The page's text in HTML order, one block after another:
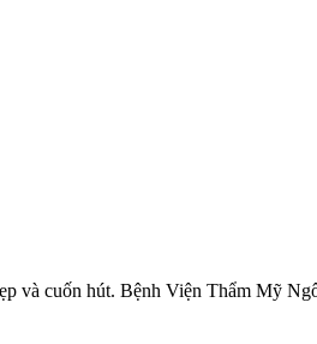
và cuốn hút. Bệnh Viện Thẩm Mỹ